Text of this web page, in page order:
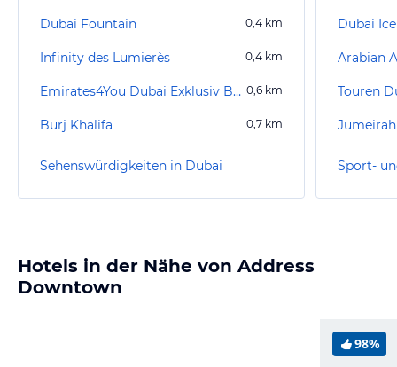
Dubai Fountain 0,4 km
Infinity des Lumierès 0,4 km
Emirates4You Dubai Exklusiv Burj Khalifa 0,6 km
Burj Khalifa 0,7 km
Sehenswürdigkeiten in Dubai
Dubai
Arabian
Sport-
Hotels in der Nähe von Address
Downtown
98%